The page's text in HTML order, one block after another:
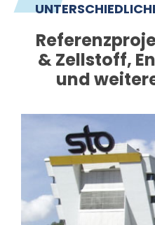
& Zellstoff,
und